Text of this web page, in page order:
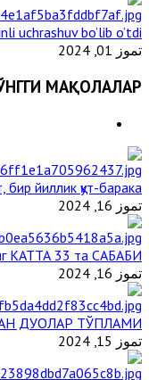
uchrashuv bo’lib o’tdi
تموز 01, 2024
МАҚОЛАЛАР
йиллик қут-барака
تموز 16, 2024
33 та САБАБИ
تموز 16, 2024
ДУОЛАР ТЎПЛАМИ
تموز 15, 2024